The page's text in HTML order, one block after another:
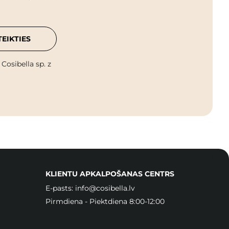
sp. z
KLIENTU APKALPOŠANAS CENTRS
E-pasts: info@cosibella.lv
Pirmdiena - Piektdiena 8:00-12:00